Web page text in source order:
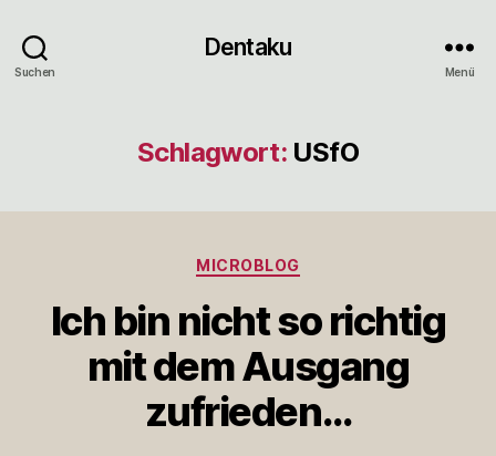
Suchen
Dentaku
Menü
Schlagwort: USfO
Kategorien
MICROBLOG
Ich bin nicht so richtig
mit dem Ausgang
zufrieden…